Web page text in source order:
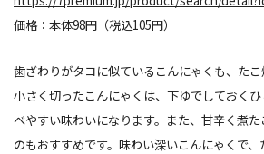
価格：本体98円（税込105円）
歯ざわりがタコに似ているこんにゃくも、たこ
小さく切ったこんにゃくは、下ゆでしておく
べやすい味わいになります。また、甘辛く煮
のもおすすめです。味わい深いこんにゃくで